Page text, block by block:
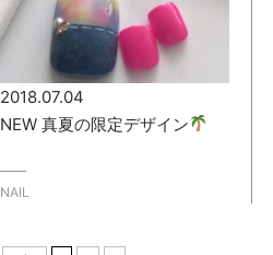
2018.07.04
NEW 真夏の限定デザイン
NAIL